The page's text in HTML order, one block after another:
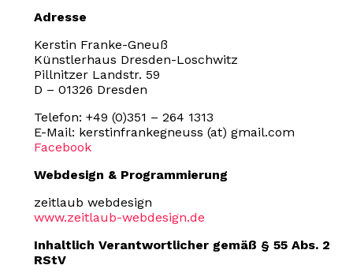
Adresse
Kerstin Franke-Gneuß
Künstlerhaus Dresden-Loschwitz
Pillnitzer Landstr. 59
D – 01326 Dresden
Telefon: +49 (0)351 – 264 1313
E-Mail: kerstinfrankegneuss (at) gmail.com
Facebook
Webdesign & Programmierung
zeitlaub webdesign
www.zeitlaub-webdesign.de
Inhaltlich Verantwortlicher gemäß § 55 Abs. 2
RStV